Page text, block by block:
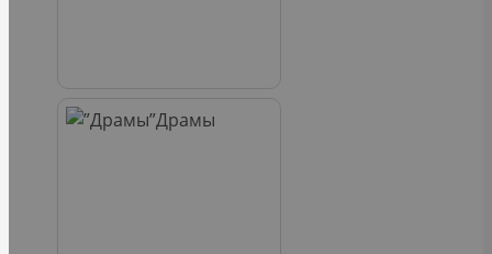
Драмы